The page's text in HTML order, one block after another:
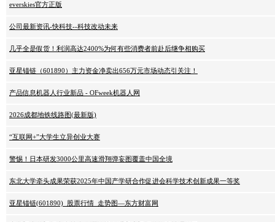
everskies官方正版
公司最新资讯-快科技--科技改动未来
几乎全是假货！利润高达2400%为何有些消费者前赴后继争相购买
亚星锚链（601890）主力资金净卖出656万元市场动态引关注！
产品信息机器人行业新品 - OFweek机器人网
2026成都地铁线路图(最新版)
“互联网+”大学生立异创业大赛
警惕！日本研发3000公里高速滑翔弹妄图覆盖中国全境
东北大学牵头成果荣获2025年中国产学研合作促进会科学技术创新成果一等奖
亚星锚链(601890)_股票行情_走势图—东方财富网